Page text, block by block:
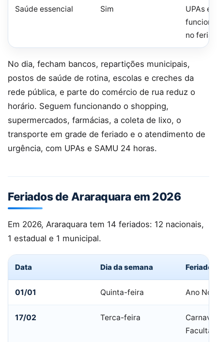
Saúde essencial Sim
UPAs e
no
No dia, fecham bancos, repartições municipais,
postos de saúde de rotina, escolas e creches da
rede pública, e parte do comércio de rua reduz o
horário. Seguem funcionando o shopping,
supermercados, farmácias, a coleta de lixo, o
transporte em grade de feriado e o atendimento de
urgência, com UPAs e SAMU 24 horas.
Feriados de Araraquara em 2026
Em 2026, Araraquara tem 14 feriados: 12 nacionais,
1 estadual e 1 municipal.
Data Dia da semana Feriado
01/01 Quinta-feira Ano
17/02 Terca-feira